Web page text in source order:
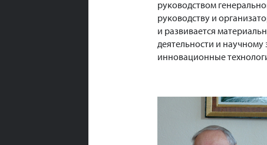
руководством
руководству и
и развивается
деятельности и
инновационные